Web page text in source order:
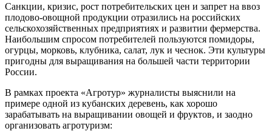
Санкции, кризис, рост потребительских цен и запрет на ввоз
плодово-овощной продукции отразились на российских
сельскохозяйственных предприятиях и развитии фермерства.
Наибольшим спросом потребителей пользуются помидоры,
огурцы, морковь, клубника, салат, лук и чеснок. Эти культуры
пригодны для выращивания на большей части территории
России.
В рамках проекта «Агротур» журналисты выяснили на
примере одной из кубанских деревень, как хорошо
зарабатывать на выращивании овощей и фруктов, и заодно
организовать агротуризм: